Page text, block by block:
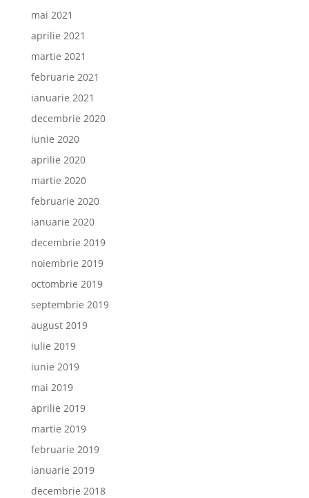
mai 2021
aprilie 2021
martie 2021
februarie 2021
ianuarie 2021
decembrie 2020
iunie 2020
aprilie 2020
martie 2020
februarie 2020
ianuarie 2020
decembrie 2019
noiembrie 2019
octombrie 2019
septembrie 2019
august 2019
iulie 2019
iunie 2019
mai 2019
aprilie 2019
martie 2019
februarie 2019
ianuarie 2019
decembrie 2018